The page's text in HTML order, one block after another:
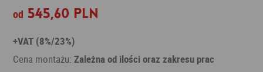
od 545,60 PLN
+VAT (8%/23%)
Cena montażu:Zależna od ilości oraz zakresu prac